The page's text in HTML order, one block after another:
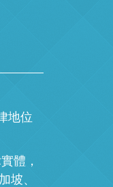
地位
體，
、